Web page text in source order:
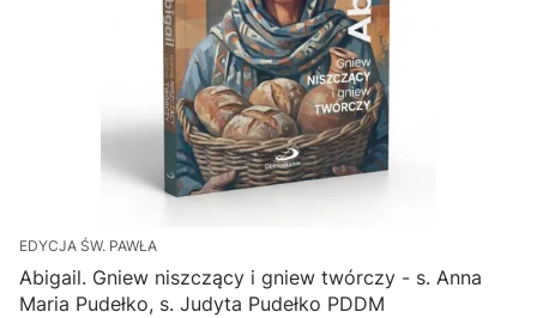
EDYCJA ŚW. PAWŁA
Abigail. Gniew niszczący i gniew twórczy - s. Anna
Maria Pudełko, s. Judyta Pudełko PDDM